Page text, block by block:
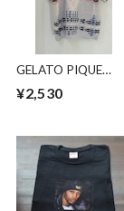
GELATO PIQUE
PENDLETON ルーム
¥2,530